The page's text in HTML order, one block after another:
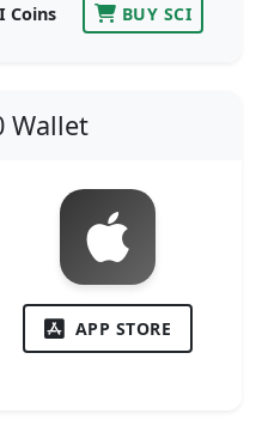
Coins BUY SCI
Wallet
APP STORE